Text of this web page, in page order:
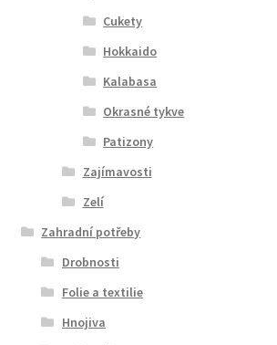
Cukety
Hokkaido
Kalabasa
Okrasné tykve
Patizony
Zajímavosti
Zelí
Zahradní potřeby
Drobnosti
Folie a textilie
Hnojiva